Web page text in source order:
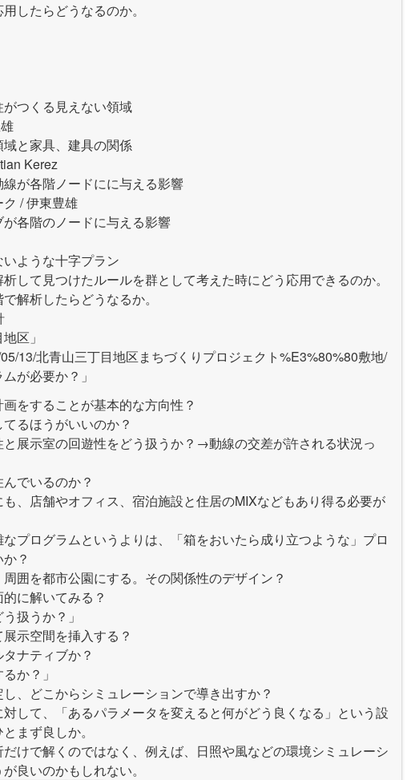
したらどうなるのか。
つくる見えない領域
と家具、建具の関係
Kerez
が各階ノードにに与える影響
ク / 伊東豊雄
各階のノードに与える影響
ような十字プラン
して見つけたルールを群として考えた時にどう応用できるのか。
解析したらどうなるか。
区」
13/北青山三丁目地区まちづくりプロジェクト%E3%80%80敷地/
が必要か？」
をすることが基本的な方向性？
るほうがいいのか？
と展示室の回遊性をどう扱うか？→動線の交差が許される状況っ
でいるのか？
も、店舗やオフィス、宿泊施設と住居のMIXなどもあり得る必要が
プログラムというよりは、「箱をおいたら成り立つような」プロ
？
周囲を都市公園にする。その関係性のデザイン？
に解いてみる？
扱うか？」
示空間を挿入する？
ナティブか？
か？」
し、どこからシミュレーションで導き出すか？
対して、「あるパラメータを変えると何がどう良くなる」という設
まず良しか。
だけで解くのではなく、例えば、日照や風などの環境シミュレーシ
良いのかもしれない。